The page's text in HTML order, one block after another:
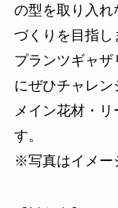
の型を取り入れ
づくりを目指し
プランツギャ
にぜひチャレン
メイン花材・
す。
※写真はイメー